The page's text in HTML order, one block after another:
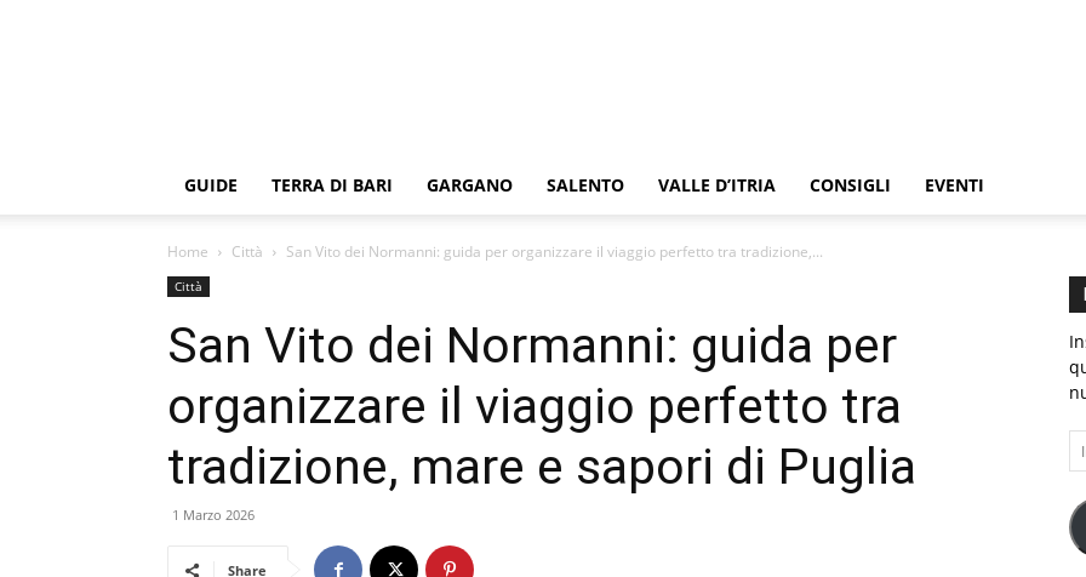
.EU
GUIDE TERRA DI BARI GARGANO SALENTO VALLE D’ITRIA CONSIGLI EVENTI
Home Città San Vito dei Normanni: guida per organizzare il viaggio perfetto tra tradizione,...
Città
San Vito dei Normanni: guida per
organizzare il viaggio perfetto tra
tradizione, mare e sapori di Puglia
1 Marzo 2026
Share
e-